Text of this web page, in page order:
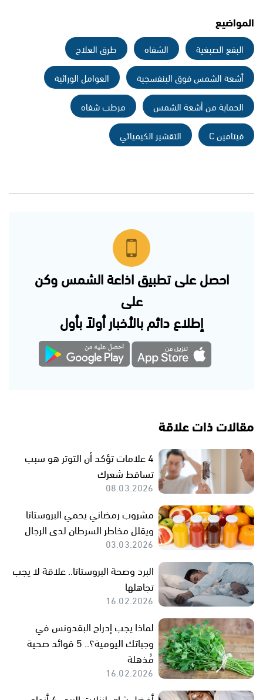
المواضيع
البقع الصبغية الشفاه
طرق العلاج
أشعة الشمس فوق البنفسجية
العوامل الوراثية
الحماية من أشعة الشمس
مرطب شفاه
فيتامين C
التقشير الكيميائي
احصل على تطبيق اذاعة الشمس وكن
على
إطلاع دائم بالأخبار أولاً بأول
مقالات ذات علاقة
4 علامات تؤكد أن التوتر هو سبب
تساقط شعرك
08.03.2026
مشروب رمضاني يحمي البروستاتا
ويقلل مخاطر السرطان لدى الرجال
03.03.2026
البرد وصحة البروستاتا.. علاقة لا يجب
تجاهلها
16.02.2026
لماذا يجب إدراج البقدونس في
وجباتك اليومية؟.. 5 فوائد صحية
مُذهلة
16.02.2026